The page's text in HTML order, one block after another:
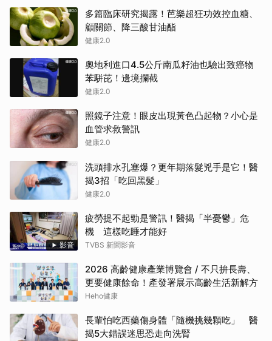
多篇臨床研究揭露！芭樂超狂功效控血糖、
顧關節、降三酸甘油酯
健康2.0
奧地利進口4.5公斤南瓜籽油也驗出致癌物
苯駢芘！邊境攔截
健康2.0
照鏡子注意！眼皮出現黃色凸起物？小心是
血管求救警訊
健康2.0
洗頭排水孔塞爆？更年期落髮兇手是它！醫
揭3招「吃回黑髮」
健康2.0
影音
疲勞提不起勁是警訊！醫揭「半憂鬱」危
機 這樣吃睡才能好
TVBS 新聞影音
2026 高齡健康產業博覽會 / 不只拚長壽、
更要健康餘命！產發署展示高齡生活新解方
Heho健康
長輩怕吃西藥傷身體「隨機挑幾顆吃」 醫
揭5大錯誤迷思恐走向洗腎